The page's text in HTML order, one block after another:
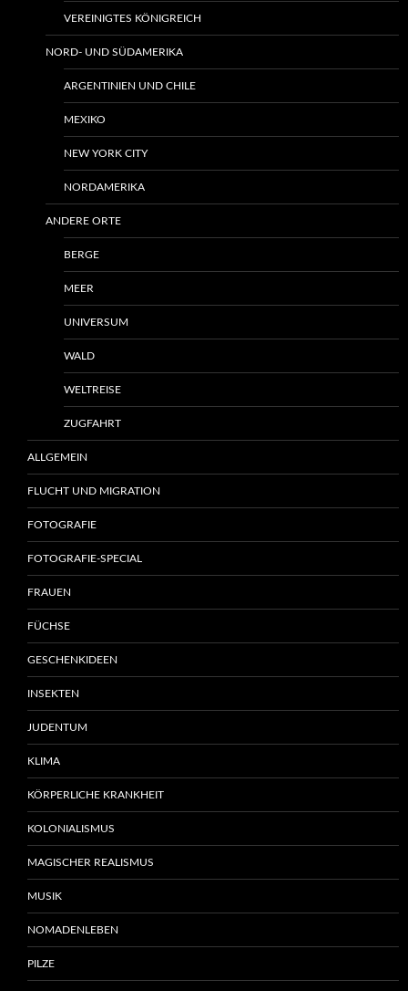
VEREINIGTES KÖNIGREICH
NORD- UND SÜDAMERIKA
ARGENTINIEN UND CHILE
MEXIKO
NEW YORK CITY
NORDAMERIKA
ANDERE ORTE
BERGE
MEER
UNIVERSUM
WALD
WELTREISE
ZUGFAHRT
ALLGEMEIN
FLUCHT UND MIGRATION
FOTOGRAFIE
FOTOGRAFIE-SPECIAL
FRAUEN
FÜCHSE
GESCHENKIDEEN
INSEKTEN
JUDENTUM
KLIMA
KÖRPERLICHE KRANKHEIT
KOLONIALISMUS
MAGISCHER REALISMUS
MUSIK
NOMADENLEBEN
PILZE